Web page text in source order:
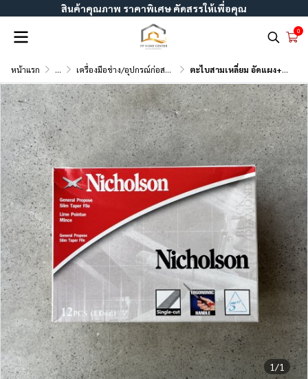
สินค้าคุณภาพ ราคาพิเศษ คัดสรรให้เพื่อคุณ
0
หน้าแรก ... เครื่องมือช่าง/อุปกรณ์ก่อสร้าง ตะไบสามเหลี่ยม อัดแผง+ด้าม Nicholson
1/1